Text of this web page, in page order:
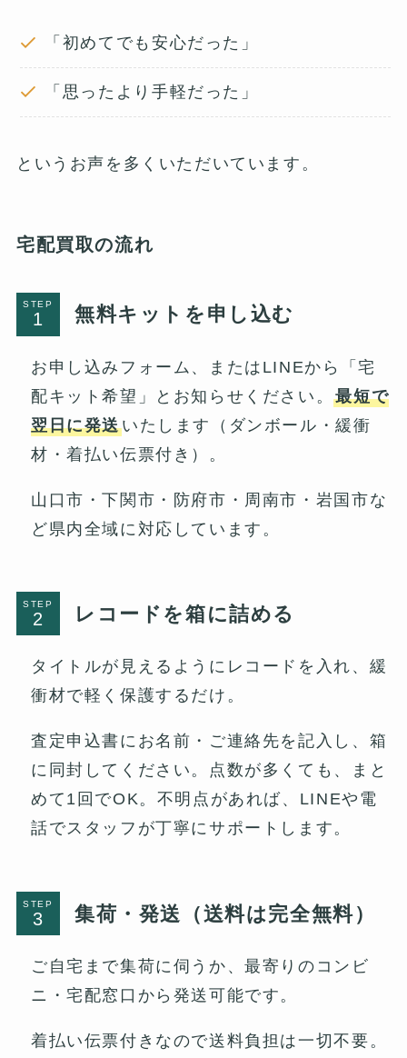
「初めてでも安心だった」
「思ったより手軽だった」
というお声を多くいただいています。
宅配買取の流れ
STEP 無料キットを申し込む
お申し込みフォーム、またはLINEから「宅
配キット希望」とお知らせください。最短で
翌日に発送いたします（ダンボール・緩衝
材・着払い伝票付き）。
山口市・下関市・防府市・周南市・岩国市な
ど県内全域に対応しています。
STEP レコードを箱に詰める
タイトルが見えるようにレコードを入れ、緩
衝材で軽く保護するだけ。
査定申込書にお名前・ご連絡先を記入し、箱
に同封してください。点数が多くても、まと
めて1回でOK。不明点があれば、LINEや電
話でスタッフが丁寧にサポートします。
STEP 集荷・発送（送料は完全無料）
ご自宅まで集荷に伺うか、最寄りのコンビ
ニ・宅配窓口から発送可能です。
着払い伝票付きなので送料負担は一切不要。